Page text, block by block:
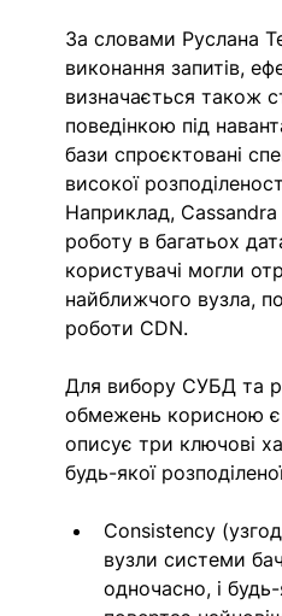
За словами Руслана
виконання запитів,
визначається також
поведінкою під
бази спроєктовані
високої
Наприклад,
роботу в багатьох
користувачі могли
найближчого вузла,
роботи CDN.
Для вибору СУБД та
обмежень корисною є
описує три ключові
будь-якої
Consistency
вузли системи
одночасно, і